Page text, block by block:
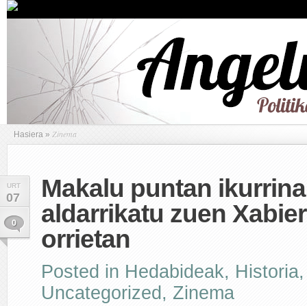
Hasiera » Zinema
URT
07
0
Makalu puntan
aldarrikatu zuen
orrietan
Posted in Hedabideak, Historia
Uncategorized, Zinema